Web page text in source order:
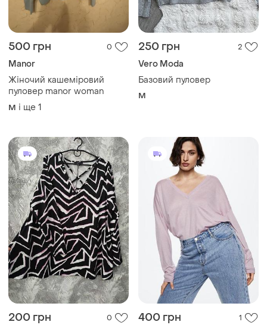
500 грн 0
Manor
Жіночий кашеміровий
пуловер manor woman
M і ще 1
250 грн 2
Vero Moda
Базовий пуловер
M
200 грн 0 400 грн 1